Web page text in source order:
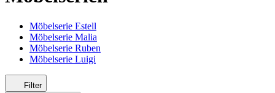
Möbelserie Estell
Möbelserie Malia
Möbelserie Ruben
Möbelserie Luigi
Filter